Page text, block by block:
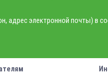
адрес электронной почты) в